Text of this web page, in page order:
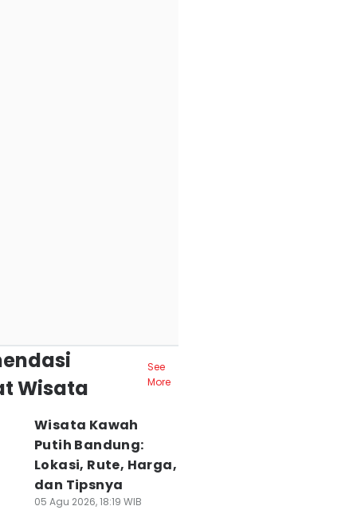
Wisata
See
More
Wisata Kawah
Putih Bandung:
Lokasi, Rute, Harga,
dan Tipsnya
05 Agu 2026, 18:19 WIB